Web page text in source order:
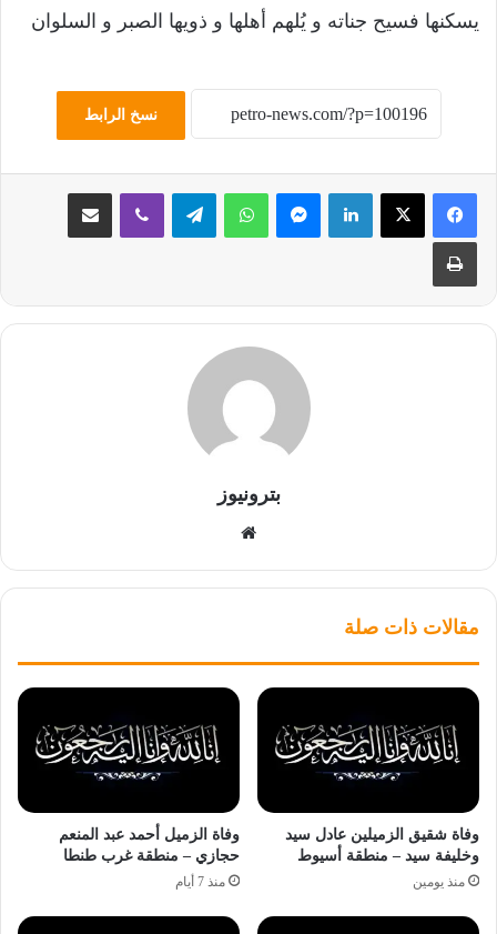
يسكنها فسيح جناته و يُلهم أهلها و ذويها الصبر و السلوان
نسخ الرابط
لينكدإن ماسنجر واتساب تيلقرام ڤايبر مشاركة عبر البريد
طباعة
بترونيوز
مقالات ذات صلة
وفاة شقيق الزميلين عادل سيد
وخليفة سيد – منطقة أسيوط
منذ يومين
وفاة الزميل أحمد عبد المنعم
حجازي – منطقة غرب طنطا
منذ 7 أيام